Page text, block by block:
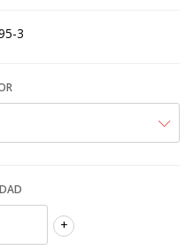
3
+